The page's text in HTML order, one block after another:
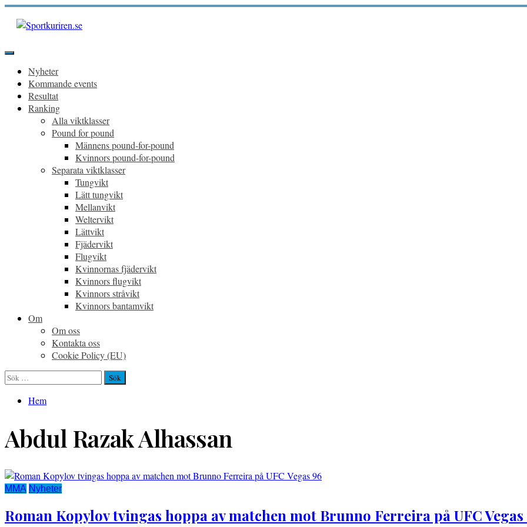
Hoppa
innehåll
Primär
Nyheter
Kommande events
Resultat
Ranking
Alla viktklasser
Pound for pound
Männens pound-for-pound
Kvinnors pound-for-pound
Separata viktklasser
Tungvikt
Lätt tungvikt
Mellanvikt
Weltervikt
Lättvikt
Fjädervikt
Flugvikt
Kvinnornas fjädervikt
Kvinnors flugvikt
Kvinnors stråvikt
Kvinnors bantamvikt
Om
Om oss
Kontakta oss
Cookie Policy (EU)
Sök
efter:
Hem
Abdul Razak Alhassan
MMA Nyheter
Roman Kopylov tvingas hoppa av matchen mot Brunno Ferreira på UFC Vegas